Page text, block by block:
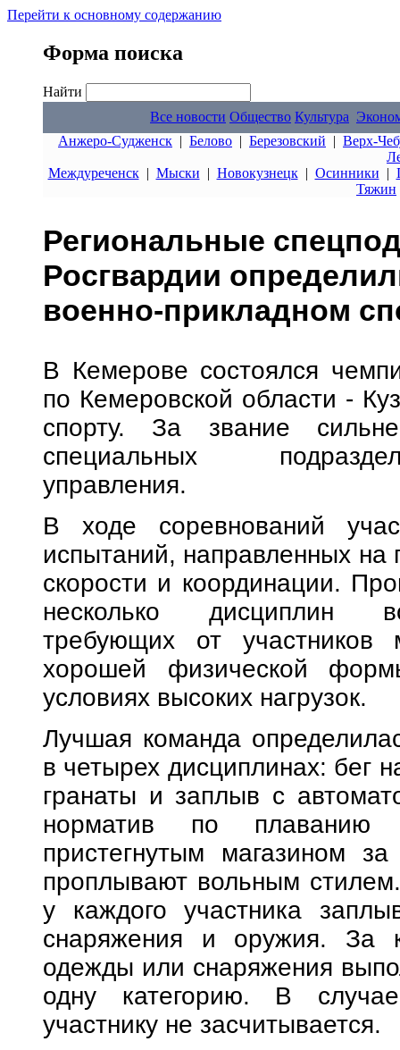
Перейти к основному содержанию
Форма поиска
Найти
Все новости Общество Культура
Анжеро-Судженск | Белово | Березовский | Верх-
Междуреченск| Мыски | Новокузнецк| Осинники |
Тяжин
Региональные
Росгвардии
военно-прикладном
В Кемерове состоялся
по Кемеровской области -
спорту. За звание
специальных
управления.
В ходе соревнований
испытаний, направленных на
скорости и координации.
несколько дисциплин
требующих от участников
хорошей физической
условиях высоких нагрузок.
Лучшая команда
в четырех дисциплинах: бег
гранаты и заплыв с
норматив по плаванию
пристегнутым магазином
проплывают вольным
у каждого участника
снаряжения и оружия. За
одежды или снаряжения
одну категорию. В
участнику не засчитывается.